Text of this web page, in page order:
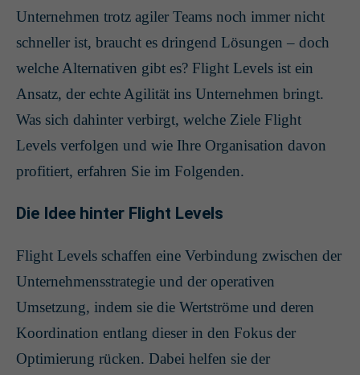
Unternehmen trotz agiler Teams noch immer nicht
schneller ist, braucht es dringend Lösungen – doch
welche Alternativen gibt es? Flight Levels ist ein
Ansatz, der echte Agilität ins Unternehmen bringt.
Was sich dahinter verbirgt, welche Ziele Flight
Levels verfolgen und wie Ihre Organisation davon
profitiert, erfahren Sie im Folgenden.
Die Idee hinter Flight Levels
Flight Levels schaffen eine Verbindung zwischen der
Unternehmensstrategie und der operativen
Umsetzung, indem sie die Wertströme und deren
Koordination entlang dieser in den Fokus der
Optimierung rücken. Dabei helfen sie der